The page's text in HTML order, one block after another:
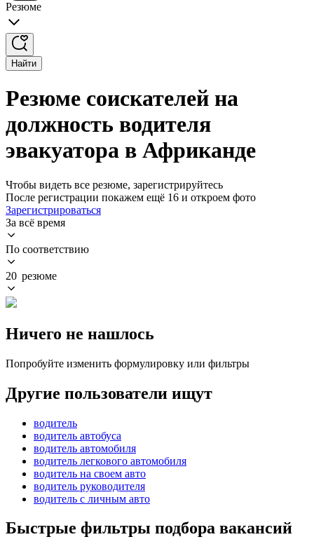
Резюме
Найти
Резюме соискателей на
должность водителя
эвакуатора в Африканде
Чтобы видеть все резюме, зарегистрируйтесь
После регистрации покажем ещё 16 и откроем фото
Зарегистрироваться
За всё время
По соответствию
20 резюме
Ничего не нашлось
Попробуйте изменить формулировку или фильтры
Другие пользователи ищут
водитель
водитель автобуса
водитель автомобиля
водитель легкового автомобиля
водитель на своем авто
водитель руководителя
водитель с личным авто
Быстрые фильтры подбора вакансий